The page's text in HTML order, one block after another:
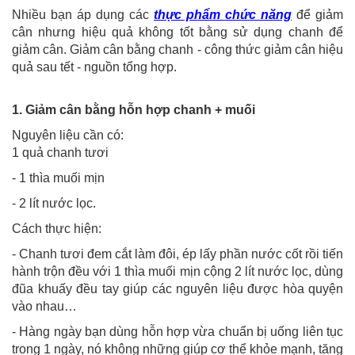
Nhiều bạn áp dụng các thực phẩm chức năng để giảm
cân nhưng hiệu quả không tốt bằng sử dụng chanh để
giảm cân. Giảm cân bằng chanh - công thức giảm cân hiệu
quả sau tết - nguồn tổng hợp.
1. Giảm cân bằng hỗn hợp chanh + muối
Nguyên liệu cần có:
1 quả chanh tươi
- 1 thìa muối mịn
- 2 lít nước lọc.
Cách thực hiện:
- Chanh tươi đem cắt làm đôi, ép lấy phần nước cốt rồi tiến
hành trộn đều với 1 thìa muối mịn cộng 2 lít nước lọc, dùng
đũa khuấy đều tay giúp các nguyên liệu được hòa quyện
vào nhau…
- Hàng ngày bạn dùng hỗn hợp vừa chuẩn bị uống liên tục
trong 1 ngày, nó không những giúp cơ thể khỏe mạnh, tăng